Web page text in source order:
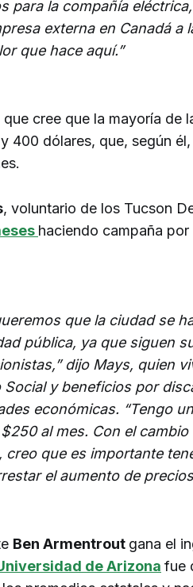
para la compañía
externa en Canadá
que hace aquí.”
que cree que la mayoría de
400 dólares, que, según
, voluntario de los Tucson
haciendo campaña
que la ciudad se
pública, ya que siguen
dijo Mays, quien
Social y beneficios por
económicas. “Tengo
al mes. Con el
creo que es importante
el aumento de
Ben Armentrout gana el
de Arizona fue